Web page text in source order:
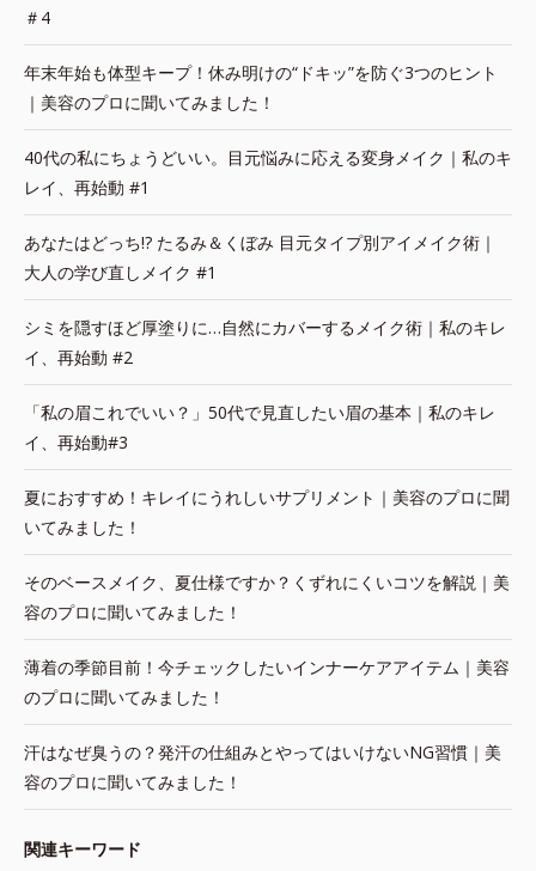
＃4
年末年始も体型キープ！休み明けの“ドキッ”を防ぐ3つのヒント
｜美容のプロに聞いてみました！
40代の私にちょうどいい。目元悩みに応える変身メイク｜私のキ
レイ、再始動 #1
あなたはどっち!? たるみ＆くぼみ 目元タイプ別アイメイク術｜
大人の学び直しメイク #1
シミを隠すほど厚塗りに…自然にカバーするメイク術｜私のキレ
イ、再始動 #2
「私の眉これでいい？」50代で見直したい眉の基本｜私のキレ
イ、再始動#3
夏におすすめ！キレイにうれしいサプリメント｜美容のプロに聞
いてみました！
そのベースメイク、夏仕様ですか？くずれにくいコツを解説｜美
容のプロに聞いてみました！
薄着の季節目前！今チェックしたいインナーケアアイテム｜美容
のプロに聞いてみました！
汗はなぜ臭うの？発汗の仕組みとやってはいけないNG習慣｜美
容のプロに聞いてみました！
関連キーワード